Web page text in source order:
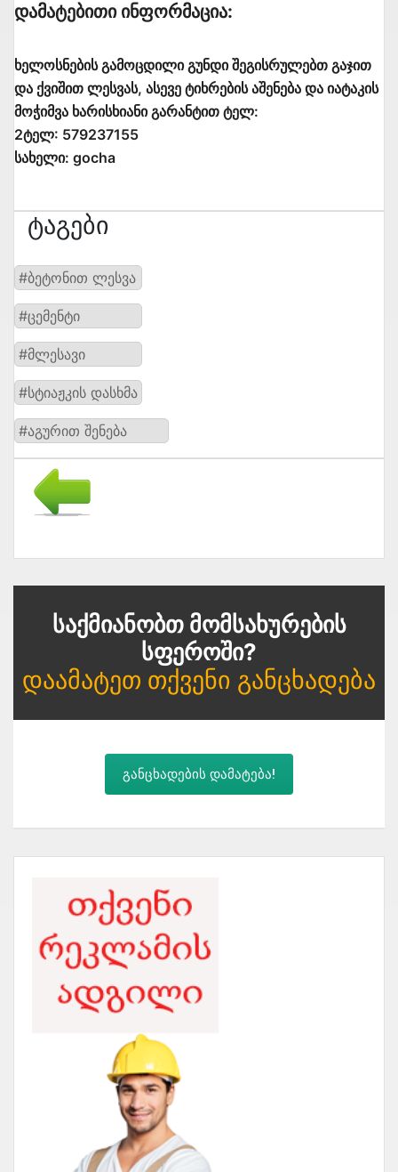
Დამატებითი Ინფორმაცია:
ხელოსნების გამოცდილი გუნდი შეგისრულებთ გაჯით
და ქვიშით ლესვას, ასევე ტიხრების აშენება და იატაკის
მოჭიმვა ხარისხიანი გარანტით ტელ:
2ტელ: 579237155
სახელი: gocha
Ტაგები
#ბეტონით ლესვა
#ცემენტი
#მლესავი
#სტიაჟკის დასხმა
#აგურით შენება
Საქმიანობთ Მომსახურების
Სფეროში?
Დაამატეთ Თქვენი Განცხადება
განცხადების დამატება!